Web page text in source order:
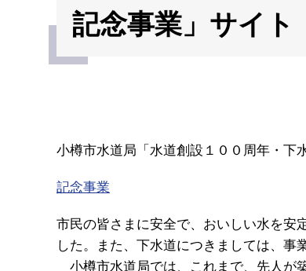
記念事業」サイト
小樽市水道局「水道創設１００周年・下
記念事業
市民の皆さまに安全で、おいしい水を安
した。また、下水道につきましては、事
小樽市水道局では、これまで、先人が